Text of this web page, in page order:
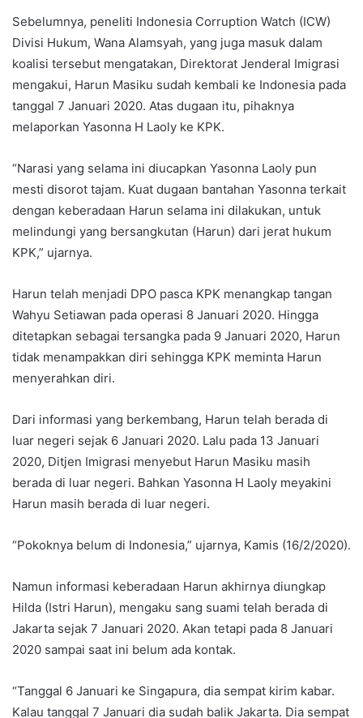
Sebelumnya, peneliti Indonesia Corruption Watch (ICW)
Divisi Hukum, Wana Alamsyah, yang juga masuk dalam
koalisi tersebut mengatakan, Direktorat Jenderal Imigrasi
mengakui, Harun Masiku sudah kembali ke Indonesia pada
tanggal 7 Januari 2020. Atas dugaan itu, pihaknya
melaporkan Yasonna H Laoly ke KPK.
“Narasi yang selama ini diucapkan Yasonna Laoly pun
mesti disorot tajam. Kuat dugaan bantahan Yasonna terkait
dengan keberadaan Harun selama ini dilakukan, untuk
melindungi yang bersangkutan (Harun) dari jerat hukum
KPK,” ujarnya.
Harun telah menjadi DPO pasca KPK menangkap tangan
Wahyu Setiawan pada operasi 8 Januari 2020. Hingga
ditetapkan sebagai tersangka pada 9 Januari 2020, Harun
tidak menampakkan diri sehingga KPK meminta Harun
menyerahkan diri.
Dari informasi yang berkembang, Harun telah berada di
luar negeri sejak 6 Januari 2020. Lalu pada 13 Januari
2020, Ditjen Imigrasi menyebut Harun Masiku masih
berada di luar negeri. Bahkan Yasonna H Laoly meyakini
Harun masih berada di luar negeri.
“Pokoknya belum di Indonesia,” ujarnya, Kamis (16/2/2020).
Namun informasi keberadaan Harun akhirnya diungkap
Hilda (Istri Harun), mengaku sang suami telah berada di
Jakarta sejak 7 Januari 2020. Akan tetapi pada 8 Januari
2020 sampai saat ini belum ada kontak.
“Tanggal 6 Januari ke Singapura, dia sempat kirim kabar.
Kalau tanggal 7 Januari dia sudah balik Jakarta. Dia sempat